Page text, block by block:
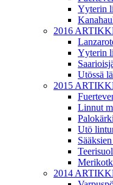
Yyterin
2016
Yyterin
Utössä
2015
Linnut
Utö
2014